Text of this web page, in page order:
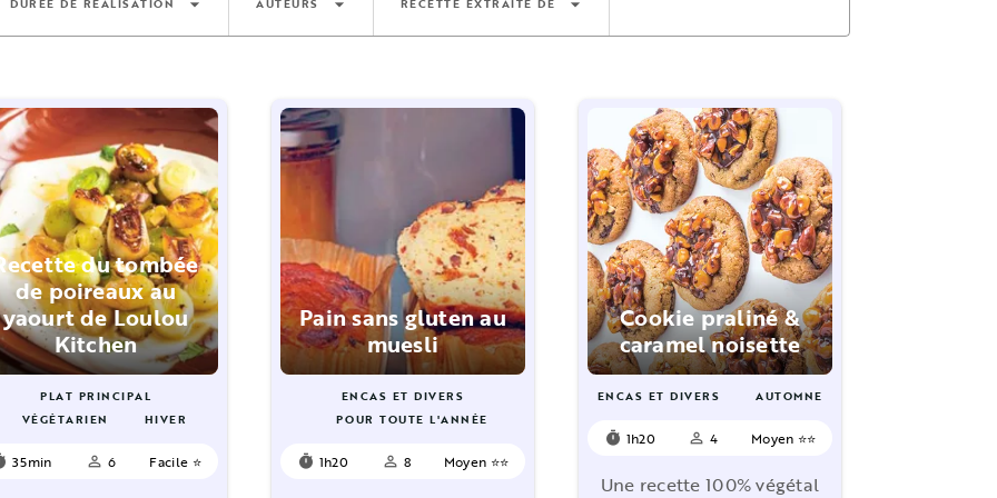
DURÉE DE RÉALISATION arrow_drop_down AUTEURS arrow_drop_down RECETTE EXTRAITE DE arrow_drop_down
du tombée
de poireaux au
yaourt de Loulou
Kitchen
PLAT PRINCIPAL
VÉGÉTARIEN
HIVER
35min person_outline 6 Facile ⭐
Pain sans gluten au
muesli
ENCAS ET DIVERS
POUR TOUTE L'ANNÉE
timer 1h20 person_outline 8 Moyen ⭐⭐
Cookie praliné &
caramel noisette
ENCAS ET DIVERS AUTOMNE
timer 1h20 person_outline 4 Moyen ⭐⭐
Une recette 100% végétal